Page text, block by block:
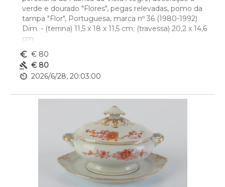
verde e dourado "Flores", pegas relevadas, pomo da
tampa "Flor", Portuguesa, marca nº 36 (1980-1992)
Dim. - (terrina) 11,5 x 18 x 11,5 cm; (travessa) 20,2 x 14,6
cm
euro_symbol € 80
gavel € 80
av_timer 2026/6/28, 20:03:00